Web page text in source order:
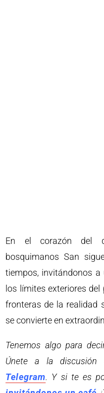
En el corazón del
bosquimanos San
tiempos, invitándonos
los límites exteriores
fronteras de la realidad
se convierte en
Tenemos algo para
Únete a la discusión
Telegram. Y si te es